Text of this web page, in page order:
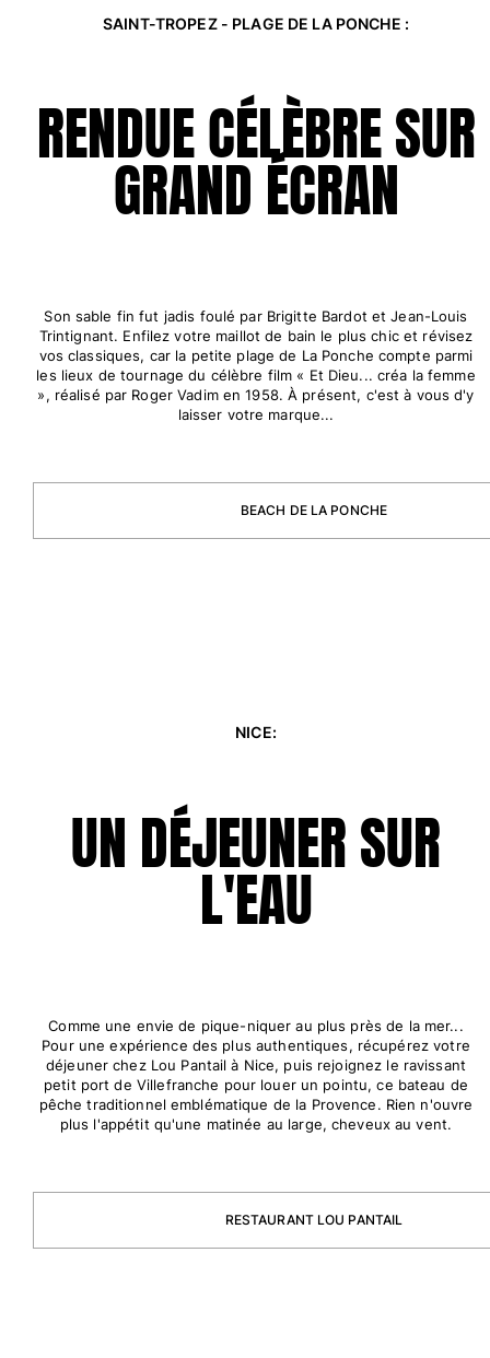
Tous les articles
Tous les articles
Casquettes et bobs
Casquettes
Serviettes de plage
Serviettes de plage fouta
Paréos
Accessoires Enfants
Chapeaux de plage
Pochettes
Tous les articles
Chaussures
SAINT-TROPEZ - PLAGE DE LA PONCHE :
RENDUE CÉLÈBRE SUR
GRAND ÉCRAN
Son sable fin fut jadis foulé par Brigitte Bardot et Jean-Louis
Trintignant. Enfilez votre maillot de bain le plus chic et révisez
vos classiques, car la petite plage de La Ponche compte parmi
les lieux de tournage du célèbre film « Et Dieu... créa la femme
», réalisé par Roger Vadim en 1958. À présent, c'est à vous d'y
laisser votre marque...
BEACH DE LA PONCHE
NICE:
UN DÉJEUNER SUR
L'EAU
Comme une envie de pique-niquer au plus près de la mer...
Pour une expérience des plus authentiques, récupérez votre
déjeuner chez Lou Pantail à Nice, puis rejoignez le ravissant
petit port de Villefranche pour louer un pointu, ce bateau de
pêche traditionnel emblématique de la Provence. Rien n'ouvre
plus l'appétit qu'une matinée au large, cheveux au vent.
RESTAURANT LOU PANTAIL